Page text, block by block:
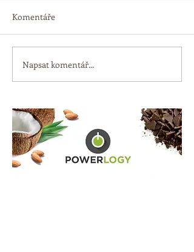
Komentáře
Napsat komentář...